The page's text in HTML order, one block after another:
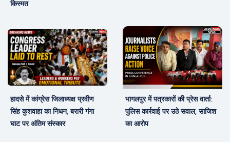
किस्मत
हादसे में कांग्रेस जिलाध्यक्ष प्रवीण
सिंह कुशवाहा का निधन, बरारी गंगा
घाट पर अंतिम संस्कार
भागलपुर में पत्रकारों की प्रेस वार्ता:
पुलिस कार्रवाई पर उठे सवाल, साजिश
का आरोप